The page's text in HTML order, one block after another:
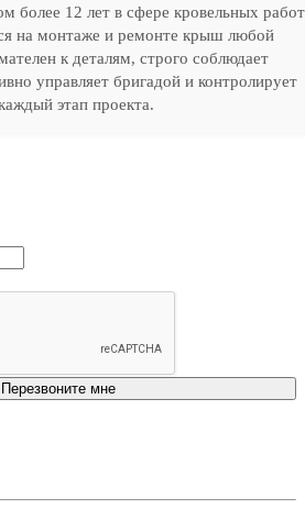
более 12 лет в сфере кровельных
на монтаже и ремонте крыш любой
к деталям, строго соблюдает
управляет бригадой и контролирует
этап проекта.